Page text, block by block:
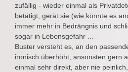
zufällig - wieder einmal als
betätigt, gerät sie (wie könnte es
immer mehr in Bedrängnis und
sogar in Lebensgefahr ...
Buster versteht es, an den
ironisch überhöht, ansonsten gern
einmal sehr direkt, aber nie